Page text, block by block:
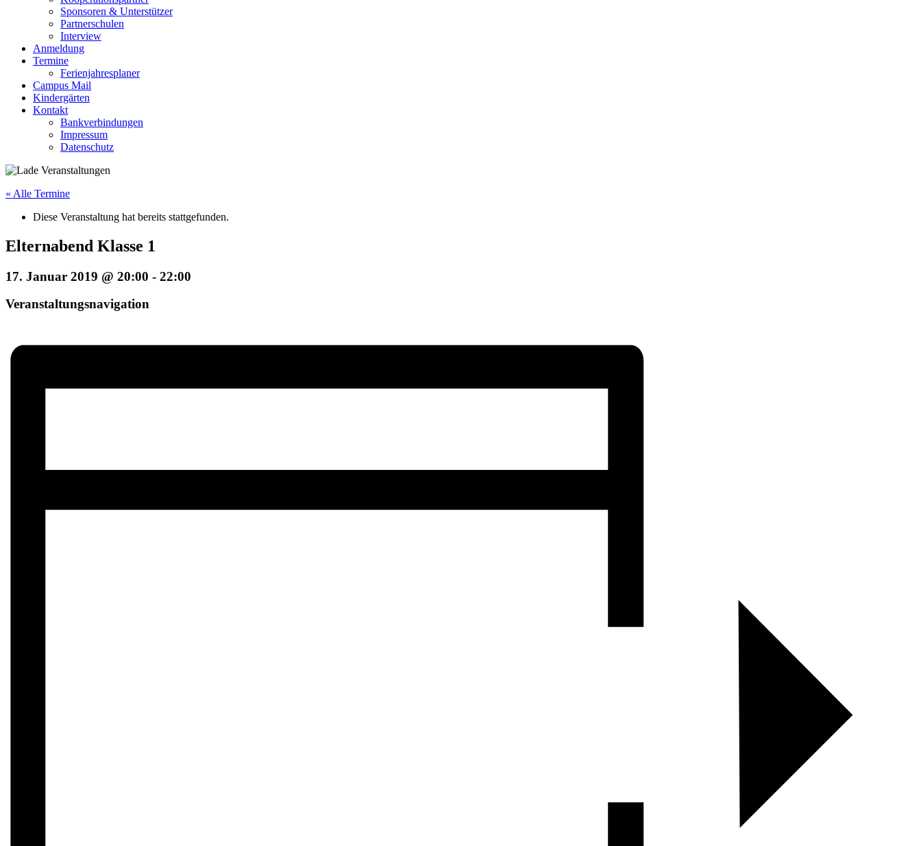
Sponsoren & Unterstützer
Partnerschulen
Interview
Anmeldung
Termine
Ferienjahresplaner
Campus Mail
Kindergärten
Kontakt
Bankverbindungen
Impressum
Datenschutz
« Alle Termine
Diese Veranstaltung hat bereits stattgefunden.
Elternabend Klasse 1
17. Januar 2019 @ 20:00 - 22:00
Veranstaltungsnavigation